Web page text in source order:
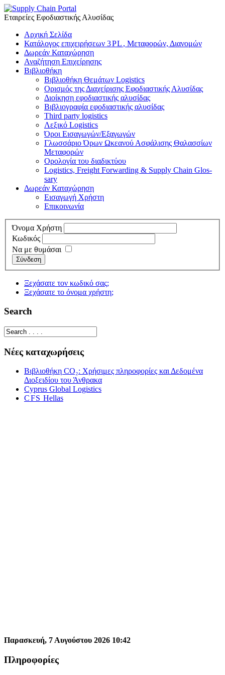
Εταιρείες Εφοδιαστικής Αλυσίδας
Αρχική Σελίδα
Κατάλογος επιχειρήσεων 3PL , Μεταφορών, Διανομών
Δωρεάν Καταχώρηση
Αναζήτηση Επιχείρησης
Βιβλιοθήκη
Βιβλιοθήκη Θεμάτων Logis­tics
Ορισμός της Διαχείρισης Εφοδιαστικής Αλυσίδας
Διοίκηση εφοδιαστικής αλυσίδας
Βιβλιογραφία εφοδιαστικής αλυσίδας
Third party logis­tics
Λεξικό Logis­tics
Όροι Εισαγωγών/​Εξαγωγών
Γλωσσάριο Όρων Ωκεανού Ασφάλισης Θαλασσίων
Μεταφορών
Ορολογία του διαδικτύου
Logis­tics, Freight For­ward­ing & Sup­ply Chain Glos­
sary
Δωρεάν Καταχώρηση
Εισαγωγή Χρήστη
Επικοινωνία
Όνομα Χρήστη
Κωδικός
Να με θυμάσαι
Σύνδεση
Ξεχάσατε τον κωδικό σας;
Ξεχάσατε το όνομα χρήστη;
Search
Νέες καταχωρήσεις
Βιβλιοθήκη CO₂: Χρήσιμες πληροφορίες και Δεδομένα
Διοξειδίου του Άνθρακα
Cyprus Global Logis­tics
CFS Hel­las
Παρασκευή, 7Αυγούστου 2026 10:42
Πληροφορίες